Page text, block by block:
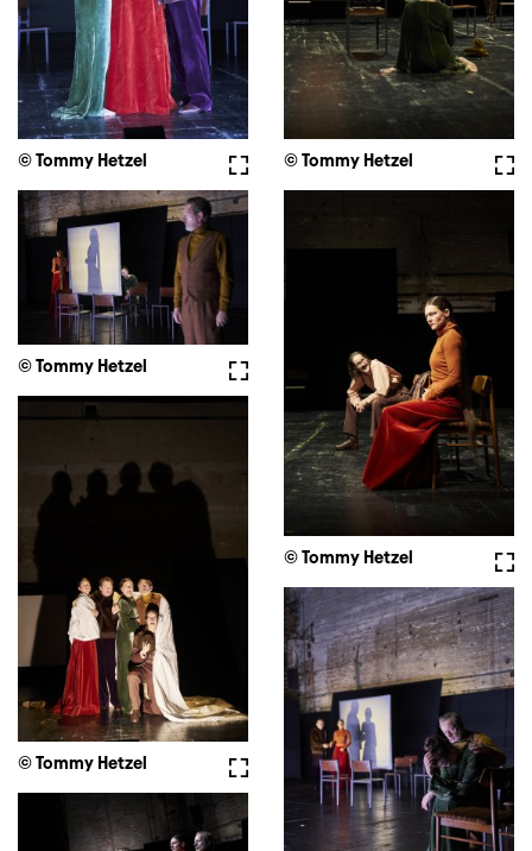
Vollbild
© Tommy Hetzel © Tommy Hetzel
Vollbild
© Tommy Hetzel
© Tommy Hetzel
Vollbild
© Tommy Hetzel